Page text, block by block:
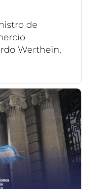
de
Werthein,